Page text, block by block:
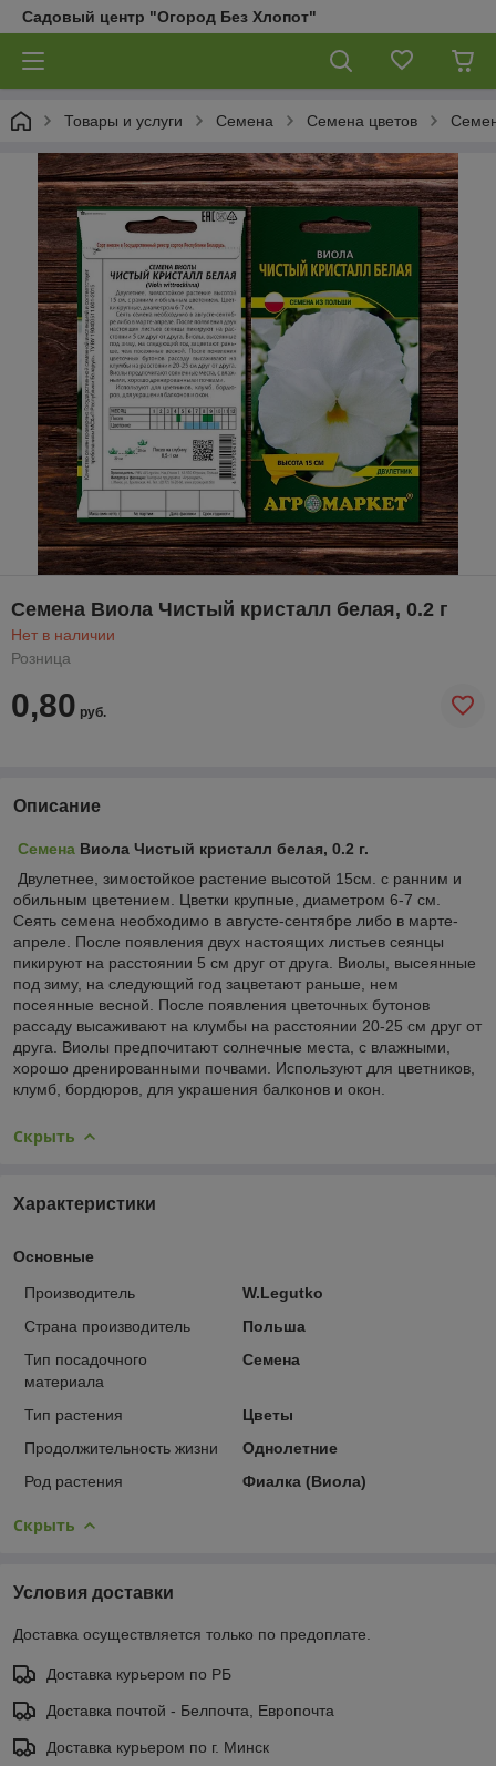
Садовый центр "Огород Без Хлопот"
Товары и услуги Семена Семена цветов
Семена Виола Чистый кристалл белая, 0.2 г
Нет в наличии
Розница
0,80 руб.
Описание
Семена Виола Чистый кристалл белая, 0.2 г.
Двулетнее, зимостойкое растение высотой 15см. с ранним и
обильным цветением. Цветки крупные, диаметром 6-7 см.
Сеять семена необходимо в августе-сентябре либо в марте-
апреле. После появления двух настоящих листьев сеянцы
пикируют на расстоянии 5 см друг от друга. Виолы, высеянные
под зиму, на следующий год зацветают раньше, нем
посеянные весной. После появления цветочных бутонов
рассаду высаживают на клумбы на расстоянии 20-25 см друг от
друга. Виолы предпочитают солнечные места, с влажными,
хорошо дренированными почвами. Используют для цветников,
клумб, бордюров, для украшения балконов и окон.
Скрыть
Характеристики
Основные
Производитель
W.Legutko
Страна производитель
Польша
Тип посадочного
материала
Семена
Тип растения
Цветы
Продолжительность жизни
Однолетние
Род растения
Фиалка (Виола)
Скрыть
Условия доставки
Доставка осуществляется только по предоплате.
Доставка курьером по РБ
Доставка почтой - Белпочта, Европочта
Доставка курьером по г. Минск